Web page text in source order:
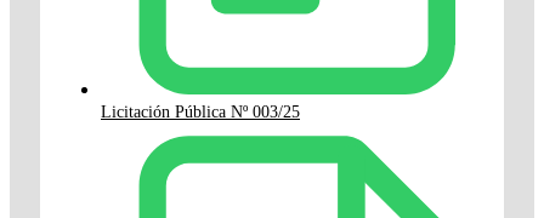
Licitación Pública Nº 003/25